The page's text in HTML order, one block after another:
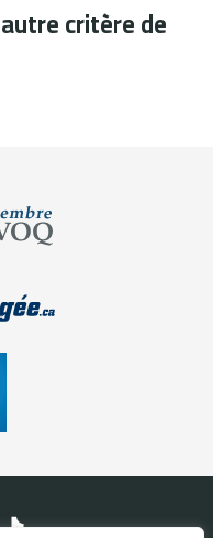
critère de